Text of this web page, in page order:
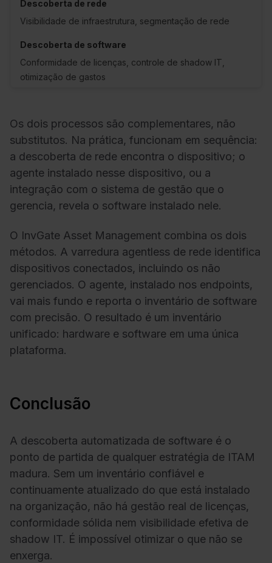
Visibilidade de infraestrutura, segmentação de rede
Conformidade de licenças, controle de shadow IT,
otimização de gastos
Os dois processos são complementares, não
substitutos. Na prática, funcionam em sequência:
a descoberta de rede encontra o dispositivo; o
agente instalado nesse dispositivo, ou a
integração com o sistema de gestão que o
gerencia, revela o software instalado nele.
O InvGate Asset Management combina os dois
métodos. A varredura agentless de rede identifica
dispositivos conectados, incluindo os não
gerenciados. O agente, instalado nos endpoints,
vai mais fundo e reporta o inventário de software
com precisão. O resultado é um inventário
unificado: hardware e software em uma única
plataforma.
Conclusão
A descoberta automatizada de software é o
ponto de partida de qualquer estratégia de ITAM
madura. Sem um inventário confiável e
continuamente atualizado do que está instalado
na organização, não há gestão real de licenças,
conformidade sólida nem visibilidade efetiva de
shadow IT. É impossível otimizar o que não se
enxerga.